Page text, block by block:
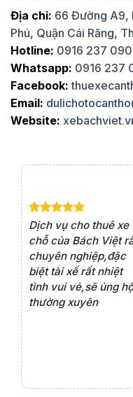
Địa chỉ: 66 Đường A9,
Phú, Quận Cái Răng,
Hotline: 0916 237 090
Whatsapp: 0916 237
Facebook:
Email:
Website:
Dịch vụ cho thuê xe
chỗ của Bách Việt
chuyên nghiệp,đặc
biệt tài xế rất nhiệt
tình vui vẻ,sẽ ủng
thường xuyên